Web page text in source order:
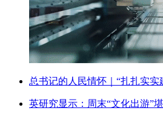
总书记的人民情怀｜“扎扎实
英研究显示：周末“文化出游”